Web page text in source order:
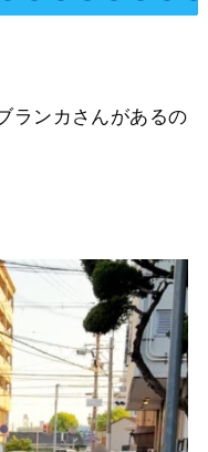
ランカさんがあるの